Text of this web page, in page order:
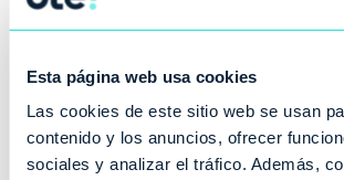
Esta página web usa cookies
Las cookies de este sitio web se usan
contenido y los anuncios, ofrecer
sociales y analizar el tráfico. Además,
PRODUCTO 02